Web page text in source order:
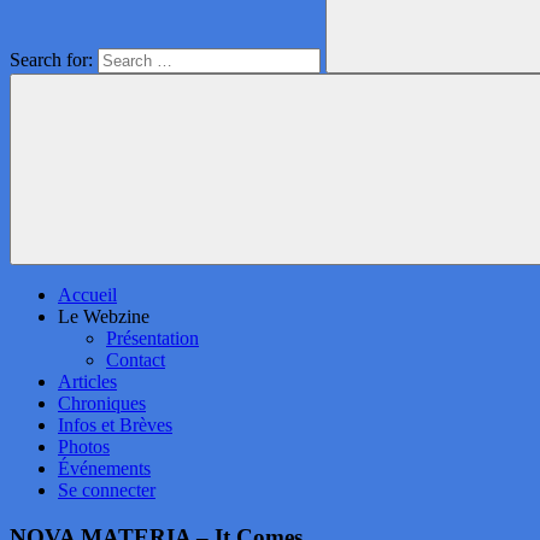
Search for:
Accueil
Le Webzine
Présentation
Contact
Articles
Chroniques
Infos et Brèves
Photos
Événements
Se connecter